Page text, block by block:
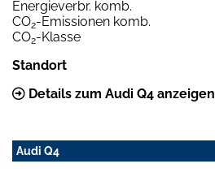
Energieverbr. komb.
CO2-Emissionen komb.
CO2-Klasse
Standort
Details zum Audi Q4 anzeigen
Audi Q4